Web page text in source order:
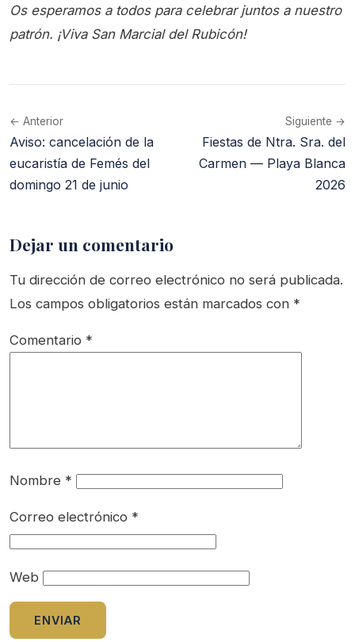
Os esperamos a todos para celebrar juntos a nuestro
patrón. ¡Viva San Marcial del Rubicón!
← Anterior
Aviso: cancelación de la
eucaristía de Femés del
domingo 21 de junio
Siguiente →
Fiestas de Ntra. Sra. del
Carmen — Playa Blanca
2026
Dejar un comentario
Tu dirección de correo electrónico no será publicada.
Los campos obligatorios están marcados con *
Comentario *
Nombre *
Correo electrónico *
Web